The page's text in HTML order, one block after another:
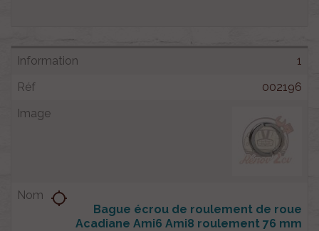
1
002196
Bague écrou de roulement de roue
Acadiane Ami6 Ami8 roulement 76 mm
location_searching